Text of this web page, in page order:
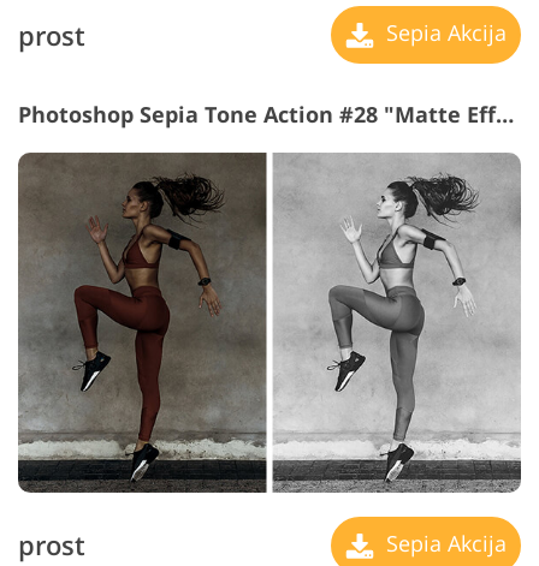
prost Sepia Akcija
Photoshop Sepia Tone Action #28 "Matte Effect"
prost Sepia Akcija